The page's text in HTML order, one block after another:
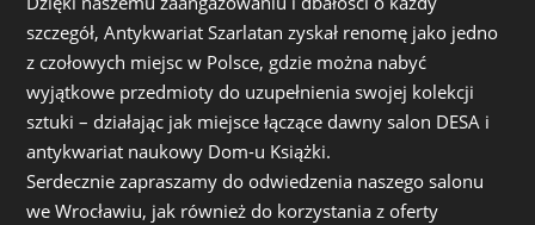
szczegół, Antykwariat Szarlatan zyskał renomę jako jedno
z czołowych miejsc w Polsce, gdzie można nabyć
wyjątkowe przedmioty do uzupełnienia swojej kolekcji
sztuki – działając jak miejsce łączące dawny salon DESA i
antykwariat naukowy Dom-u Książki.
Serdecznie zapraszamy do odwiedzenia naszego salonu
we Wrocławiu, jak również do korzystania z oferty